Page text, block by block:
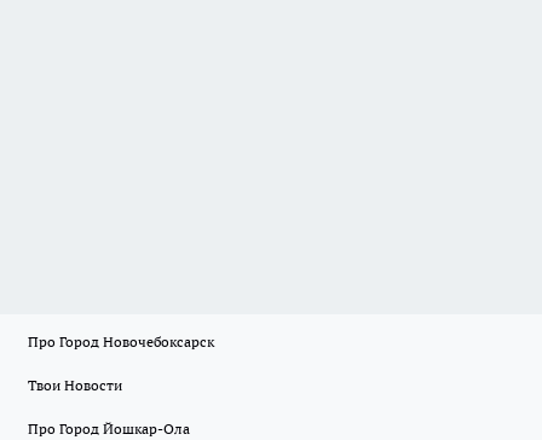
Про Город Новочебоксарск
Твои Новости
Про Город Йошкар-Ола